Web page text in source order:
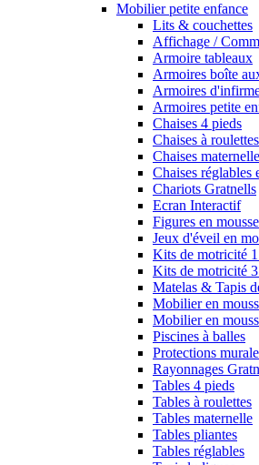
Mobilier petite enfance
Lits & couchettes
Affichage /
Armoire tableaux
Armoires boîte
Armoires
Armoires petite
Chaises 4 pieds
Chaises à roulettes
Chaises
Chaises réglables
Chariots Gratnells
Ecran Interactif
Figures en mousse
Jeux d'éveil en
Kits de motricité 1
Kits de motricité 3
Matelas & Tapis
Mobilier en
Mobilier en
Piscines à balles
Protections
Rayonnages
Tables 4 pieds
Tables à roulettes
Tables maternelle
Tables pliantes
Tables réglables